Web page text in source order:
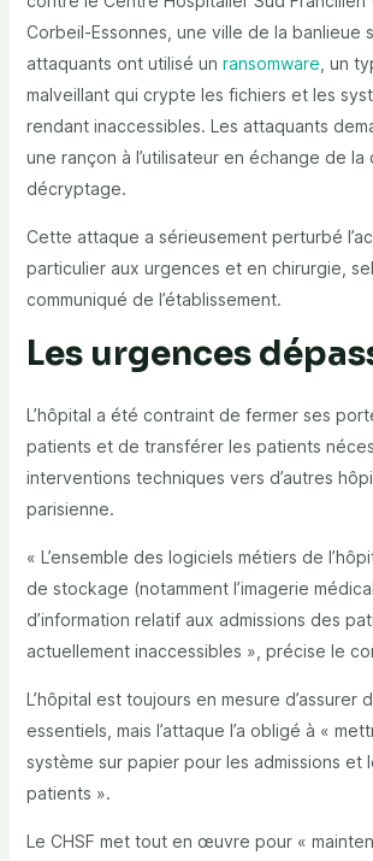
Corbeil-Essonnes, une ville de la banlieue
attaquants ont utilisé un ransomware , un
malveillant qui crypte les fichiers et les
rendant inaccessibles. Les attaquants
une rançon à l’utilisateur en échange de la
décryptage.
Cette attaque a sérieusement perturbé
particulier aux urgences et en chirurgie,
communiqué de l’établissement.
Les urgences
L’hôpital a été contraint de fermer ses
patients et de transférer les patients
interventions techniques vers d’autres
parisienne.
« L’ensemble des logiciels métiers de
de stockage (notamment l’imagerie
d’information relatif aux admissions des
actuellement inaccessibles », précise le
L’hôpital est toujours en mesure d’assurer
essentiels, mais l’attaque l’a obligé à «
système sur papier pour les admissions et
patients ».
Le CHSF met tout en œuvre pour «